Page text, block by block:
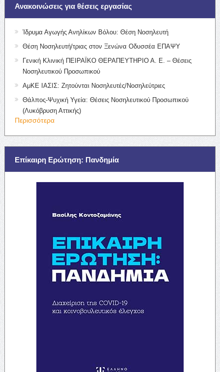
Ανακοινώσεις για θέσεις εργασίας
Ίδρυμα Αγωγής Ανηλίκων Βόλου: Θέση Νοσηλευτή
Θέση Νοσηλευτή/τριας στον Ξενώνα Οδυσσέα ΕΠΑΨΥ
Γενική Κλινική ΠΕΙΡΑΪΚΟ ΘΕΡΑΠΕΥΤΗΡΙΟ Α. Ε. – Θέσεις
Νοσηλευτικού Προσωπικού
ΑμΚΕ ΙΑΣΙΣ: Ζητούνται Νοσηλευτές/Νοσηλεύτριες
Θάλπος-Ψυχική Υγεία: Θέσεις Νοσηλευτικού Προσωπικού
(Λυκόβρυση Αττικής)
Περισσότερα
Επίκαιρη Ερώτηση: Πανδημία